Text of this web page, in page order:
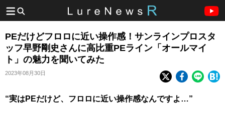
PEだけどフロロに近い操作感！サンラインプロスタ
ッフ早野剛史さんに高比重PEライン「オールマイ
ト」の魅力を聞いてみた
2023年08月30日
“実はPEだけど、フロロに近い操作感なんですよ…”